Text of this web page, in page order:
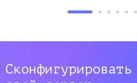
Сконфигурировать